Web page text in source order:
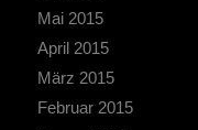
Mai 2015
April 2015
März 2015
Februar 2015